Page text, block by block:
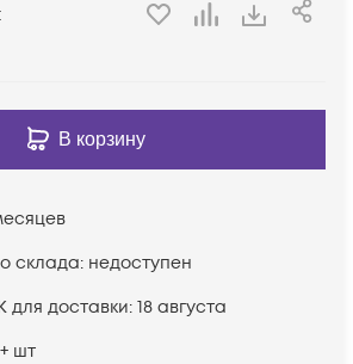
В корзину
склада: недоступен
для доставки: 18 августа
шт